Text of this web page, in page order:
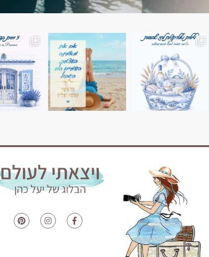
השמים הם הגבול 💙🩵